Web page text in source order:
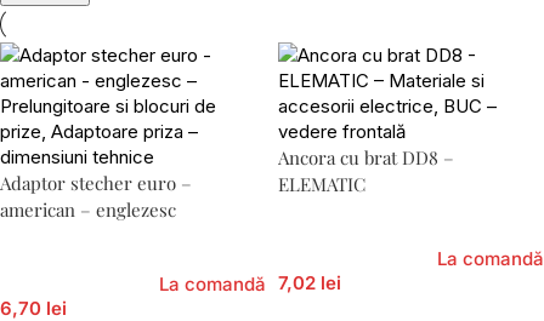
Adaptor stecher euro –
american – englezesc
6,70 lei
La comandă
Ancora cu brat DD8 –
ELEMATIC
7,02 lei
La comandă